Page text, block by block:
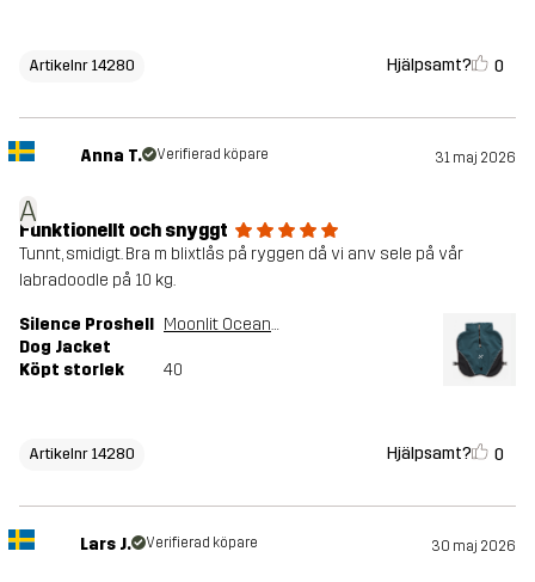
Artikelnr 14280 Hjälpsamt? 0
A
Anna T. Verifierad köpare 31 maj 2026
Funktionellt och snyggt
Tunnt, smidigt. Bra m blixtlås på ryggen då vi anv sele på vår
labradoodle på 10 kg.
Silence Proshell
Dog Jacket
Moonlit Ocean/Dark Navy
Köpt storlek 40
Artikelnr 14280 Hjälpsamt? 0
Lars J. Verifierad köpare 30 maj 2026